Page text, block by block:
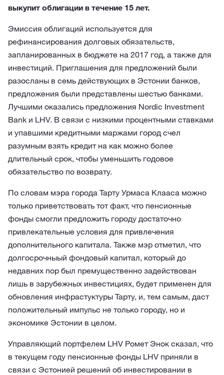
выкупит облигации в течение 15 лет.
Эмиссия облигаций используется для
рефинансирования долговых обязательств,
запланированных в бюджете на 2017 год, а также для
инвестиций. Приглашения для предложений были
разосланы в семь действующих в Эстонии банков,
предложения были представлены шестью банками.
Лучшими оказались предложения Nordic Investment
Bank и LHV. В связи с низкими процентными ставками
и упавшими кредитными маржами город счел
разумным взять кредит на как можно более
длительный срок, чтобы уменьшить годовое
обязательство по возврату.
По словам мэра города Тарту Урмаса Клааса можно
только приветствовать тот факт, что пенсионные
фонды смогли предложить городу достаточно
привлекательные условия для привлечения
дополнительного капитала. Также мэр отметил, что
долгосрочныый фондовый капитал, который до
недавних пор был премущественно задействован
лишь в зарубежных инвестициях, будет применен для
обновления инфрастуктуры Тарту, и, тем самым, даст
положительный импульс не только городу, но и
экономике Эстонии в целом.
Управляющий портфелем LHV Ромет Энок сказал, что
в текущем году пенсионные фонды LHV приняли в
связи с Эстонией решений об инвестировании в